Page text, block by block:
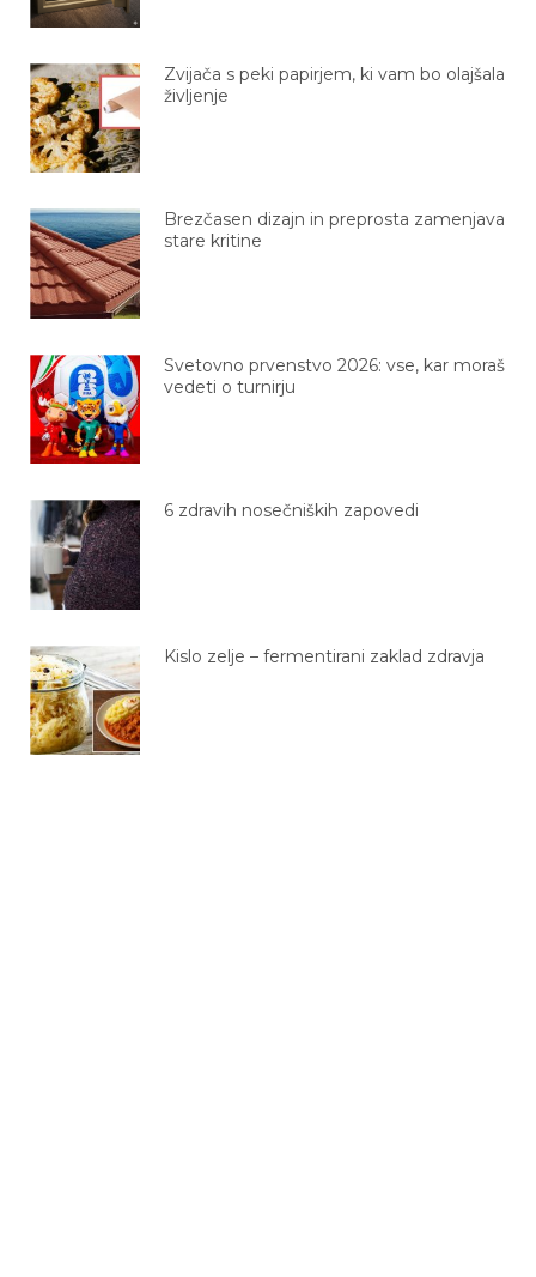
Zvijača s peki papirjem, ki vam bo olajšala
življenje
Brezčasen dizajn in preprosta zamenjava
stare kritine
Svetovno prvenstvo 2026: vse, kar moraš
vedeti o turnirju
6 zdravih nosečniških zapovedi
Kislo zelje – fermentirani zaklad zdravja